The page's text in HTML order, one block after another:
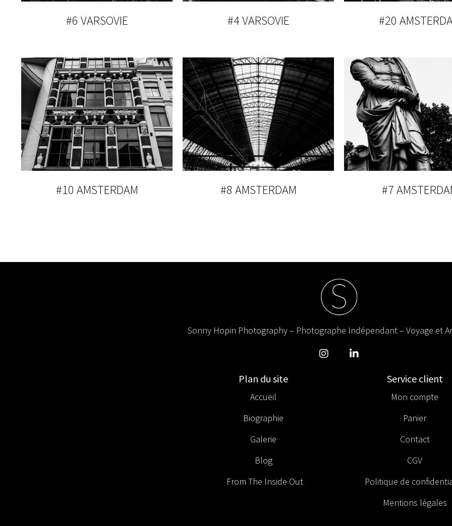
#6 VARSOVIE #4 VARSOVIE #20
#10 AMSTERDAM #8 AMSTERDAM #7
Sonny Hopin Photography – Photographe Indépendant – Voyage et
Plan du site
Accueil
Biographie
Galerie
Blog
From The Inside Out
Service client
Mon compte
Panier
Contact
CGV
Politique de
Mentions légales